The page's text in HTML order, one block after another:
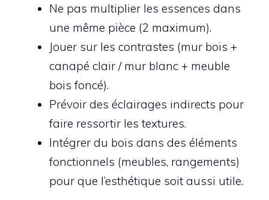
Ne pas multiplier les essences dans
une même pièce (2 maximum).
Jouer sur les contrastes (mur bois +
canapé clair / mur blanc + meuble
bois foncé).
Prévoir des éclairages indirects pour
faire ressortir les textures.
Intégrer du bois dans des éléments
fonctionnels (meubles, rangements)
pour que l’esthétique soit aussi utile.